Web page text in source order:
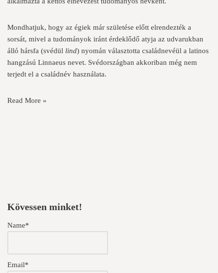
Mondhatjuk, hogy az égiek már születése előtt elrendezték a
sorsát, mivel a tudományok iránt érdeklődő atyja az udvarukban
álló hársfa (svédül lind) nyomán választotta családnevéül a latinos
hangzású Linnaeus nevet. Svédországban akkoriban még nem
terjedt el a családnév használata.
Read More »
Kövessen minket!
Name*
Email*